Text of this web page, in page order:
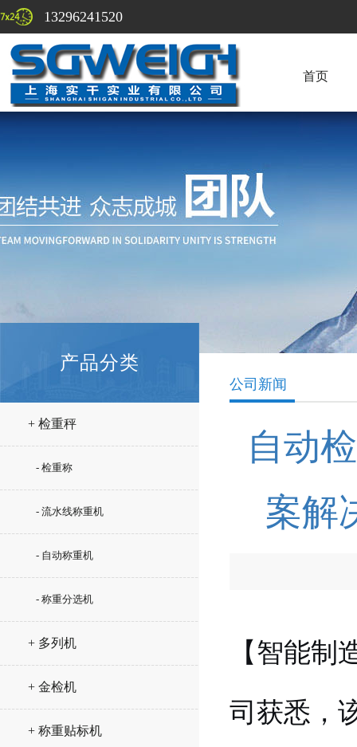
13296241520
首页
产品分类
+ 检重秤
- 检重称
- 流水线称重机
- 自动称重机
- 称重分选机
+ 多列机
+ 金检机
+ 称重贴标机
公司新闻
自动
案解
【智能
司获悉，